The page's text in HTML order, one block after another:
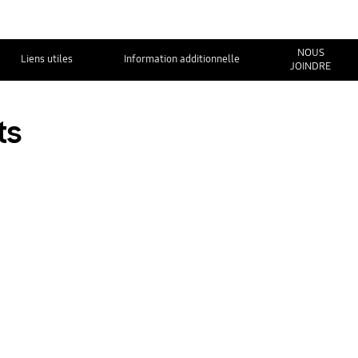
Liens utiles Information additionnelle
NOUS
JOINDRE